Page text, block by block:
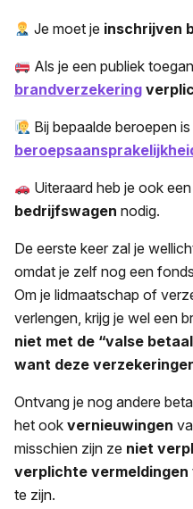
Je moet je inschrijven
Als je een publiek
brandverzekering
Bij bepaalde beroepen
Uiteraard heb je ook een
bedrijfswagen nodig.
De eerste keer zal je
omdat je zelf nog een
Om je lidmaatschap of
verlengen, krijg je wel een
niet met de “valse
want deze
Ontvang je nog andere
het ook vernieuwingen
misschien zijn ze niet
verplichte
te zijn.